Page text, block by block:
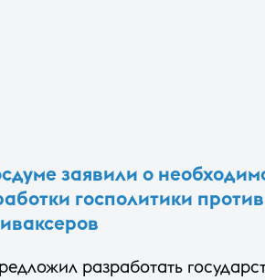
заявили о
госполитики против
разработать